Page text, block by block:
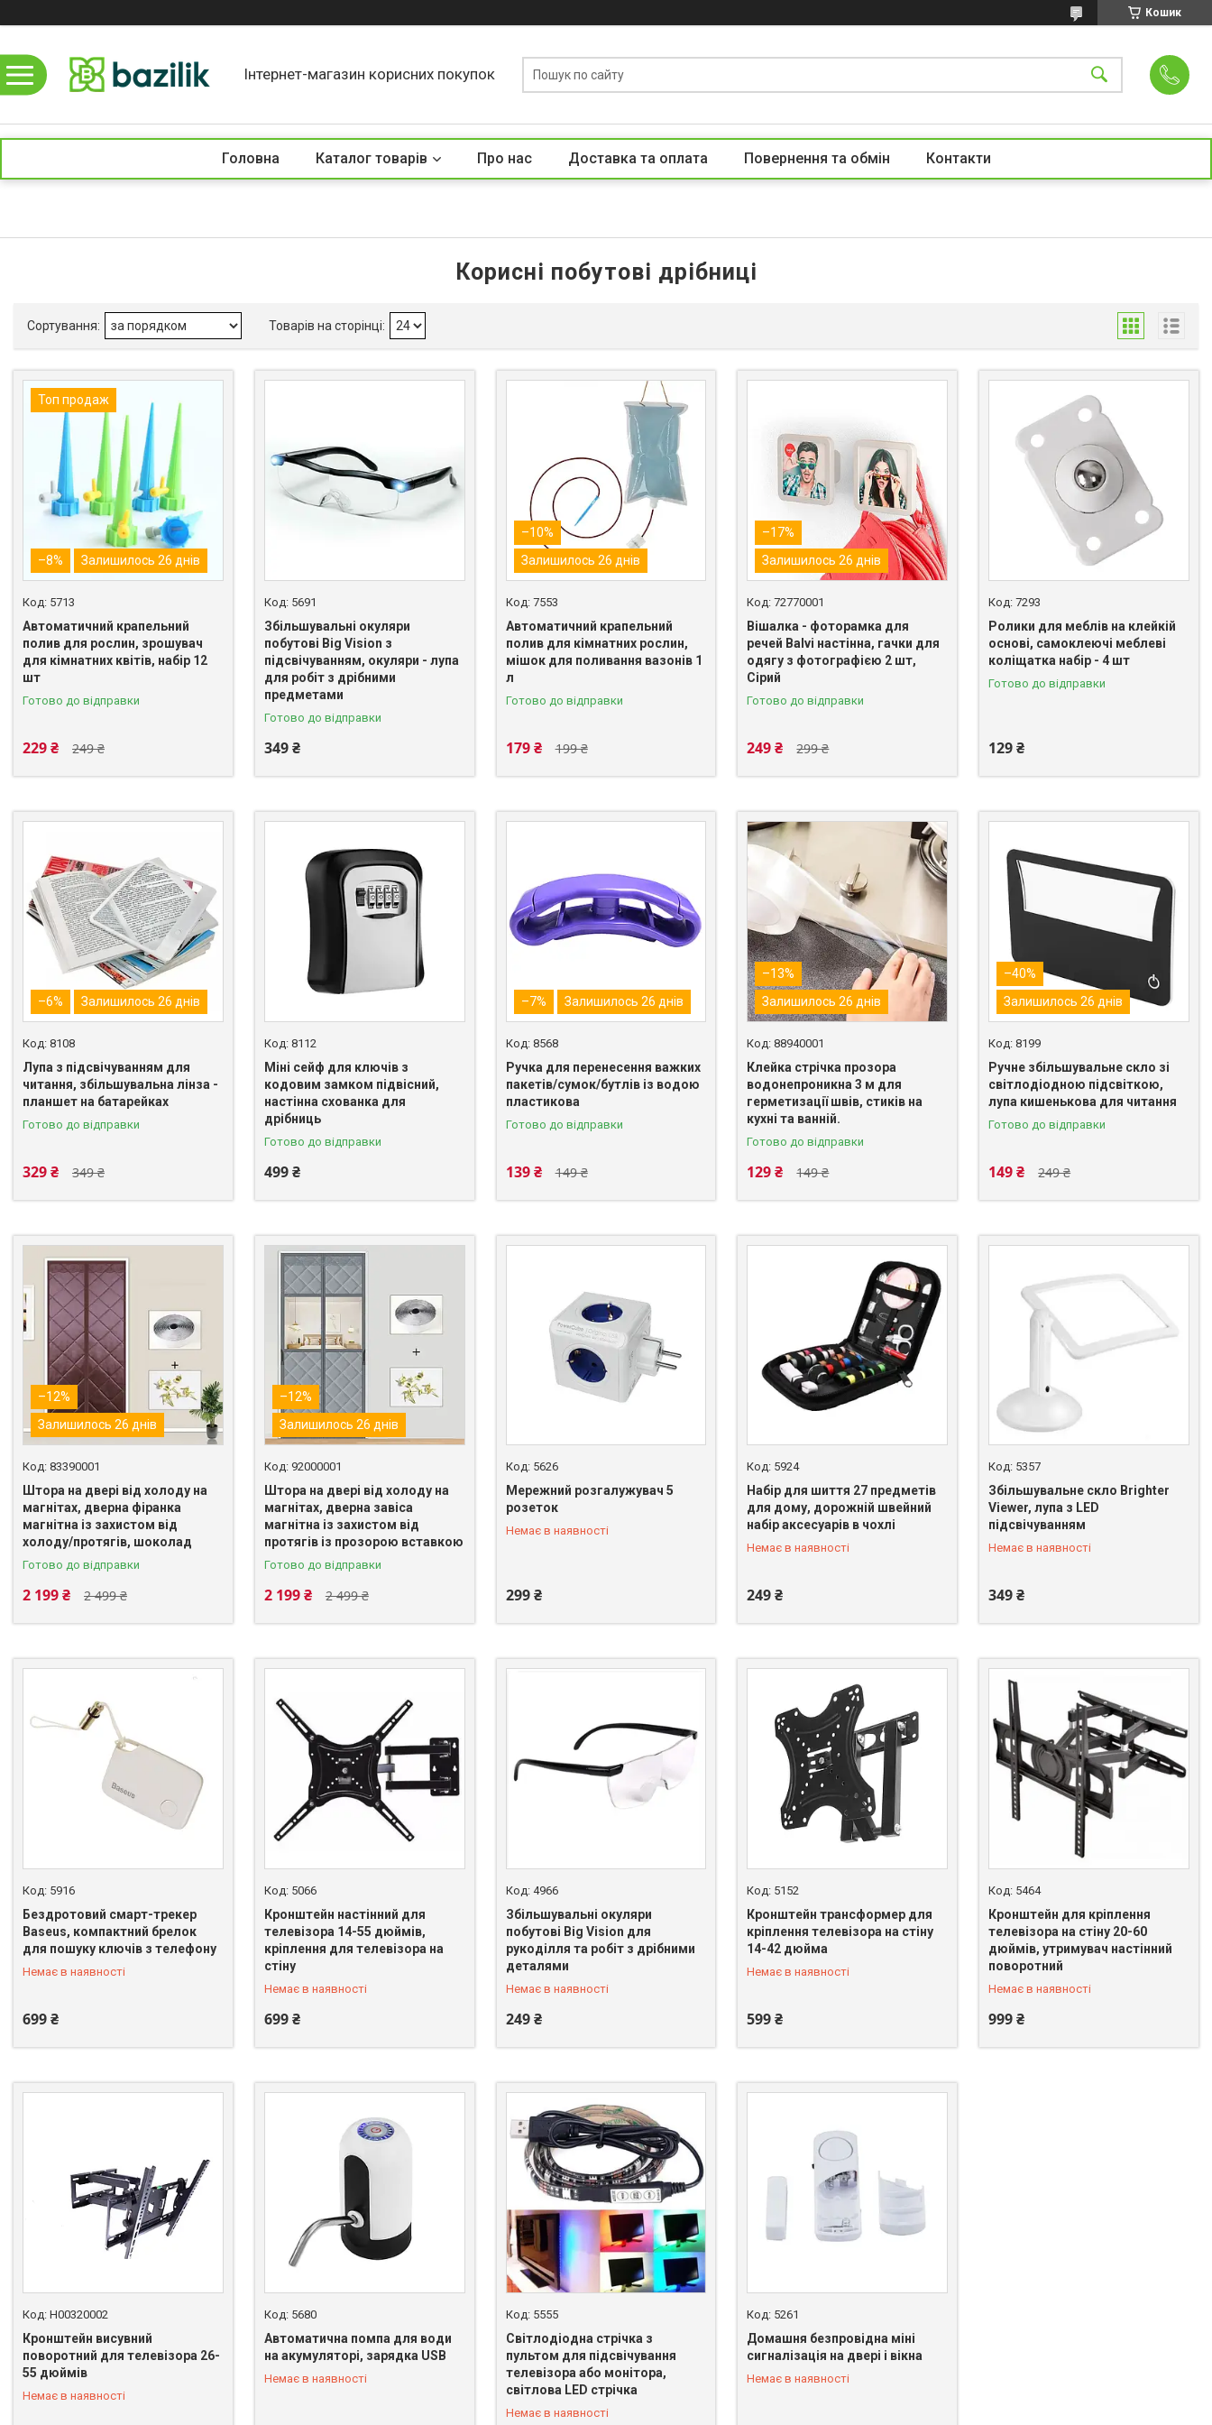
Кошик
Інтернет-магазин корисних покупок
Головна Каталог товарів Про нас Доставка та оплата Повернення та обмін Контакти
Корисні побутові дрібниці
Топ продаж
–8% Залишилось 26 днів
5713
Автоматичний крапельний
полив для рослин, зрошувач
для кімнатних квітів, набір 12
шт
Готово до відправки
249 ₴
229 ₴
5691
Збільшувальні окуляри
побутові Big Vision з
підсвічуванням, окуляри - лупа
для робіт з дрібними
предметами
Готово до відправки
349 ₴
–10%
Залишилось 26 днів
7553
Автоматичний крапельний
полив для кімнатних рослин,
мішок для поливання вазонів 1
л
Готово до відправки
199 ₴
179 ₴
–17%
Залишилось 26 днів
72770001
Вішалка - фоторамка для
речей Balvi настінна, гачки для
одягу з фотографією 2 шт,
Сірий
Готово до відправки
299 ₴
249 ₴
7293
Ролики для меблів на клейкій
основі, самоклеючі меблеві
коліщатка набір - 4 шт
Готово до відправки
129 ₴
–6% Залишилось 26 днів
8108
Лупа з підсвічуванням для
читання, збільшувальна лінза -
планшет на батарейках
Готово до відправки
349 ₴
329 ₴
8112
Міні сейф для ключів з
кодовим замком підвісний,
настінна схованка для
дрібниць
Готово до відправки
499 ₴
–7% Залишилось 26 днів
8568
Ручка для перенесення важких
пакетів/сумок/бутлів із водою
пластикова
Готово до відправки
149 ₴
139 ₴
–13%
Залишилось 26 днів
88940001
Клейка стрічка прозора
водонепроникна 3 м для
герметизації швів, стиків на
кухні та ванній.
Готово до відправки
149 ₴
129 ₴
–40%
Залишилось 26 днів
8199
Ручне збільшувальне скло зі
світлодіодною підсвіткою,
лупа кишенькова для читання
Готово до відправки
249 ₴
149 ₴
–12%
Залишилось 26 днів
83390001
Штора на двері від холоду на
магнітах, дверна фіранка
магнітна із захистом від
холоду/протягів, шоколад
Готово до відправки
2 499 ₴
2 199 ₴
–12%
Залишилось 26 днів
92000001
Штора на двері від холоду на
магнітах, дверна завіса
магнітна із захистом від
протягів із прозорою вставкою
Готово до відправки
2 499 ₴
2 199 ₴
5626
Мережний розгалужувач 5
розеток
Немає в наявності
299 ₴
+380 (66) 328-58-97
5924
Набір для шиття 27 предметів
для дому, дорожній швейний
набір аксесуарів в чохлі
Немає в наявності
249 ₴
5357
Збільшувальне скло Brighter
Viewer, лупа з LED
підсвічуванням
Немає в наявності
349 ₴
5916
Бездротовий смарт-трекер
Baseus, компактний брелок
для пошуку ключів з телефону
Немає в наявності
699 ₴
5066
Кронштейн настінний для
телевізора 14-55 дюймів,
кріплення для телевізора на
стіну
Немає в наявності
699 ₴
+380 (66) 328-58-97
4966
Збільшувальні окуляри
побутові Big Vision для
рукоділля та робіт з дрібними
деталями
Немає в наявності
249 ₴
+380 (66) 328-58-97
5152
Кронштейн трансформер для
кріплення телевізора на стіну
14-42 дюйма
Немає в наявності
599 ₴
5464
Кронштейн для кріплення
телевізора на стіну 20-60
дюймів, утримувач настінний
поворотний
Немає в наявності
999 ₴
+380 (66) 328-58-97
H00320002
Кронштейн висувний
поворотний для телевізора 26-
55 дюймів
Немає в наявності
5680
Автоматична помпа для води
на акумуляторі, зарядка USB
Немає в наявності
+380 (66) 328-58-97
5555
Світлодіодна стрічка з
пультом для підсвічування
телевізора або монітора,
світлова LED стрічка
Немає в наявності
+380 (66) 328-58-97
5261
Домашня безпровідна міні
сигналізація на двері і вікна
Немає в наявності
+380 (66) 328-58-97